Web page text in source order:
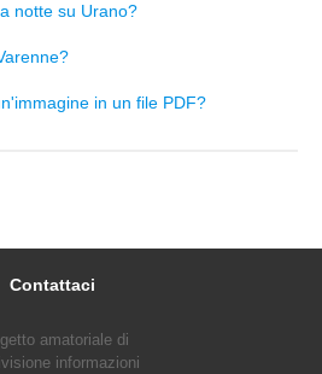
notte su Urano?
in un file PDF?
Contattaci
amatoriale di
informazioni